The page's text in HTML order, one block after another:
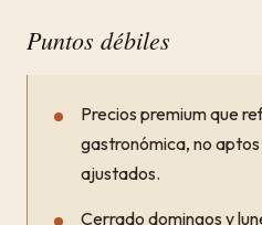
Puntos débiles
Precios premium que
gastronómica, no
ajustados.
Cerrado domingos y